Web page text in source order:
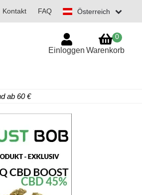
Österreich
Kontakt FAQ
Einloggen Warenkorb
0
ab 60 €